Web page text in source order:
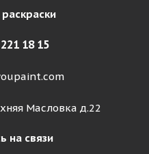
18 15
Масловка д.22
на связи